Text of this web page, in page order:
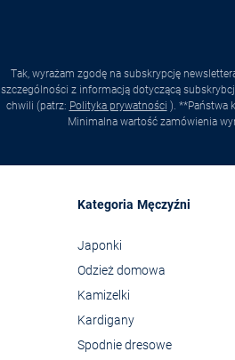
Tak, wyrażam zgodę na subskrypcję
szczególności z informacją dotyczącą
chwili (patrz: Polityka prywatności ). **Państwa
Minimalna wartość zamówienia
Kategoria Męczyźni
Japonki
Odzież domowa
Kamizelki
Kardigany
Spodnie dresowe